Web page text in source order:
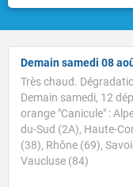
Demain samedi 08
Très chaud.
Demain samedi, 12
orange "Canicule" :
du-Sud (2A), Haute-
(38), Rhône (69),
Vaucluse (84)